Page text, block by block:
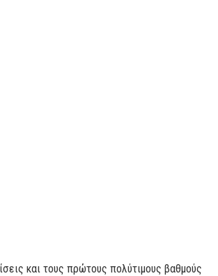
και τους πρώτους πολύτιμους βαθμούς